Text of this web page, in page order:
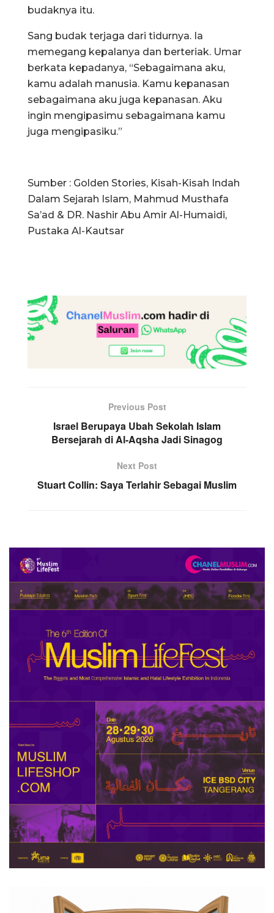
budaknya itu.
Sang budak terjaga dari tidurnya. Ia
memegang kepalanya dan berteriak. Umar
berkata kepadanya, “Sebagaimana aku,
kamu adalah manusia. Kamu kepanasan
sebagaimana aku juga kepanasan. Aku
ingin mengipasimu sebagaimana kamu
juga mengipasiku.”
Sumber : Golden Stories, Kisah-Kisah Indah
Dalam Sejarah Islam, Mahmud Musthafa
Sa’ad & DR. Nashir Abu Amir Al-Humaidi,
Pustaka Al-Kautsar
Previous Post
Israel Berupaya Ubah Sekolah Islam
Bersejarah di Al-Aqsha Jadi Sinagog
Next Post
Stuart Collin: Saya Terlahir Sebagai Muslim